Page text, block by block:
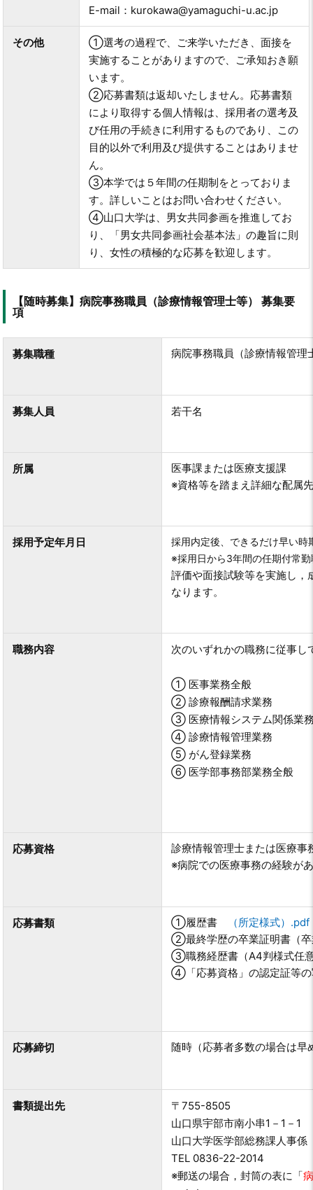
E-mail：kurokawa@yamaguchi-u.ac.jp
その他
①選考の過程で、ご来学いただき、面接を
実施することがありますので、ご承知おき願
います。
②応募書類は返却いたしません。応募書類
により取得する個人情報は、採用者の選考及
び任用の手続きに利用するものであり、この
目的以外で利用及び提供することはありませ
ん。
③本学では５年間の任期制をとっておりま
す。詳しいことはお問い合わせください。
④山口大学は、男女共同参画を推進してお
り、「男女共同参画社会基本法」の趣旨に則
り、女性の積極的な応募を歓迎します。
【随時募集】病院事務職員（診療情報管理士等） 募集要
項
募集職種 病院事務職員（診療情報管理
募集人員 若干名
所属
医事課または医療支援課
※資格等を踏まえ詳細な配属
採用予定年月日 採用内定後、 できるだけ早い時
※採用日から3年間の任期付常
評価や面接試験等を実施し
なります。
職務内容 次のいずれかの職務に従事
① 医事業務全般
② 診療報酬請求業務
③ 医療情報システム関係業
④ 診療情報管理業務
⑤ がん登録業務
⑥ 医学部事務部業務全般
応募資格
診療情報管理士または医療事
※病院での医療事務の経験が
応募書類 ①履歴書
（所定様式）.pdf
②最終学歴の卒業証明書（卒
③職務経歴書（A4判様式任
④「応募資格」の認定証等
応募締切 随時（応募者多数の場合は
書類提出先
〒755-8505
山口県宇部市南小串1－1－1
山口大学医学部総務課人事
TEL 0836-22-2014
※郵送の場合，封筒の表に 「